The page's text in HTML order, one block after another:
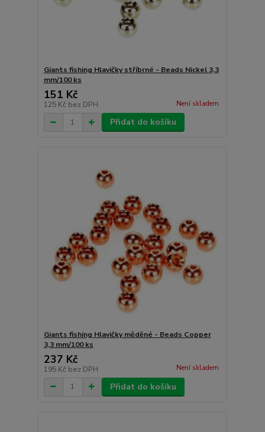
Giants fishing Hlavičky stříbrné - Beads Nickel 3,3
mm/100 ks
151 Kč
125 Kč bez DPH Není skladem
Přidat do košíku
Giants fishing Hlavičky měděné - Beads Copper
3,3 mm/100 ks
237 Kč
195 Kč bez DPH Není skladem
Přidat do košíku